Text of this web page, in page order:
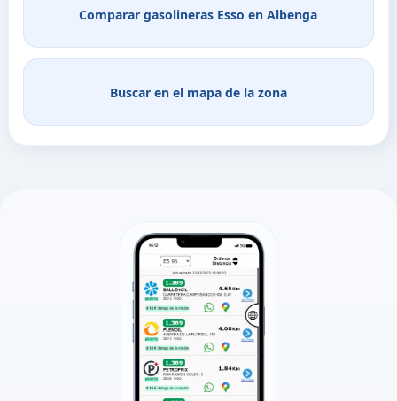
Comparar gasolineras Esso en Albenga
Buscar en el mapa de la zona